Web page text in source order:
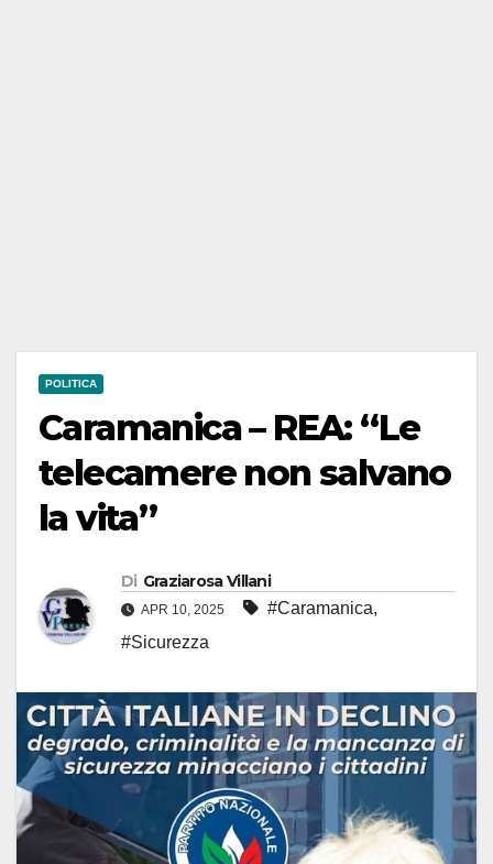
POLITICA
Caramanica – REA: “Le
telecamere non salvano
la vita”
Di Graziarosa Villani
APR 10, 2025 #Caramanica,
#Sicurezza